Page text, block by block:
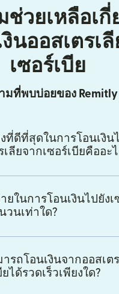
ช่วยเหลือเกี่
นออสเตรเ
เซอร์เบีย
มที่พบบ่อยของ Remitly
ที่ดีที่สุดในการโอนเงิน
เลียจากเซอร์เบียคืออะไ
ยในการโอนเงินไปยังเ
วนเท่าใด?
รถโอนเงินจากออสเต
ยได้รวดเร็วเพียงใด?